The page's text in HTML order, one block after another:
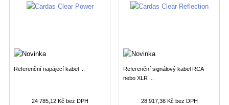
Referenční napájecí kabel ...
24 785,12 Kč bez DPH
Referenční signálový kabel RCA
nebo XLR ...
28 917,36 Kč bez DPH